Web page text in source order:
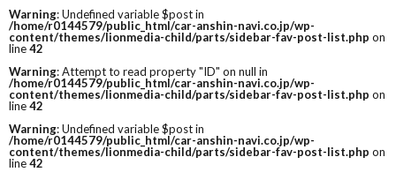
Warning: Undefined variable $post in
/home/r0144579/public_html/car-anshin-navi.co.jp/wp-
content/themes/lionmedia-child/parts/sidebar-fav-post-list.php on
line42
Warning: Attempt to read property "ID" on null in
/home/r0144579/public_html/car-anshin-navi.co.jp/wp-
content/themes/lionmedia-child/parts/sidebar-fav-post-list.php on
line42
Warning: Undefined variable $post in
/home/r0144579/public_html/car-anshin-navi.co.jp/wp-
content/themes/lionmedia-child/parts/sidebar-fav-post-list.php on
line42